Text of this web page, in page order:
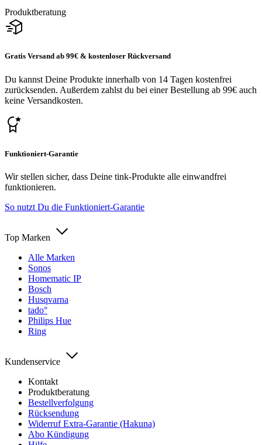
Produktberatung
Gratis Versand ab 99€ & kostenloser Rückversand
Du kannst Deine Produkte innerhalb von 14 Tagen kostenfrei
zurücksenden. Außerdem zahlst du bei einer Bestellung ab 99€ auch
keine Versandkosten.
Funktioniert-Garantie
Wir stellen sicher, dass Deine tink-Produkte alle einwandfrei
funktionieren.
So nutzt Du die Funktioniert-Garantie
Top Marken
Alle Marken
Sonos
Homematic IP
Bosch
Husqvarna
tado°
Philips Hue
Ring
Kundenservice
Kontakt
Produktberatung
Bestellverfolgung
Rücksendung
Widerruf Extra-Garantie (Hakuna)
Abo Kündigung